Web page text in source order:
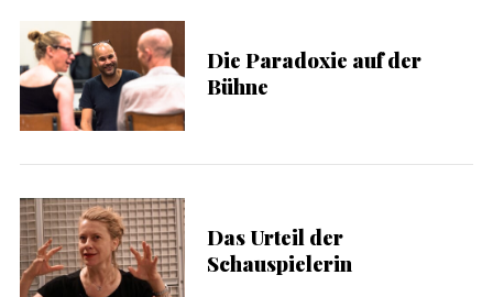
Die Paradoxie auf der
Bühne
Das Urteil der
Schauspielerin
e
a
r
c
h
r
: